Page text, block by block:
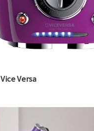
Vice Versa